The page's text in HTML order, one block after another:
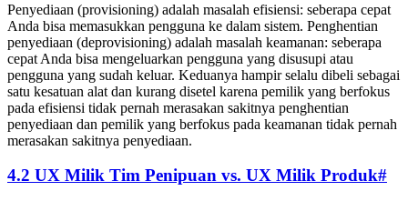
Penyediaan (provisioning) adalah masalah efisiensi: seberapa cepat
Anda bisa memasukkan pengguna ke dalam sistem. Penghentian
penyediaan (deprovisioning) adalah masalah keamanan: seberapa
cepat Anda bisa mengeluarkan pengguna yang disusupi atau
pengguna yang sudah keluar. Keduanya hampir selalu dibeli sebagai
satu kesatuan alat dan kurang disetel karena pemilik yang berfokus
pada efisiensi tidak pernah merasakan sakitnya penghentian
penyediaan dan pemilik yang berfokus pada keamanan tidak pernah
merasakan sakitnya penyediaan.
4.2 UX Milik Tim Penipuan vs. UX Milik Produk#